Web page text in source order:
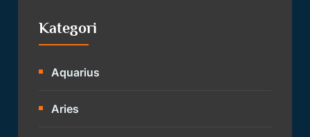
Kategori
Aquarius
Aries